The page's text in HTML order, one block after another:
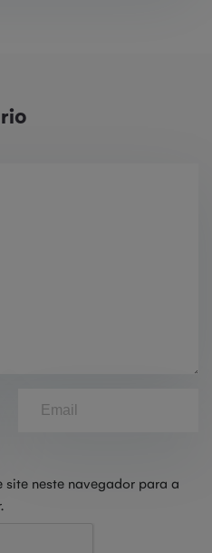
site neste navegador para a